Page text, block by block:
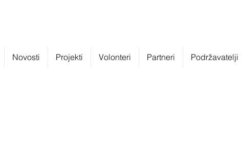
Novosti Projekti Volonteri Partneri Podržavatelji